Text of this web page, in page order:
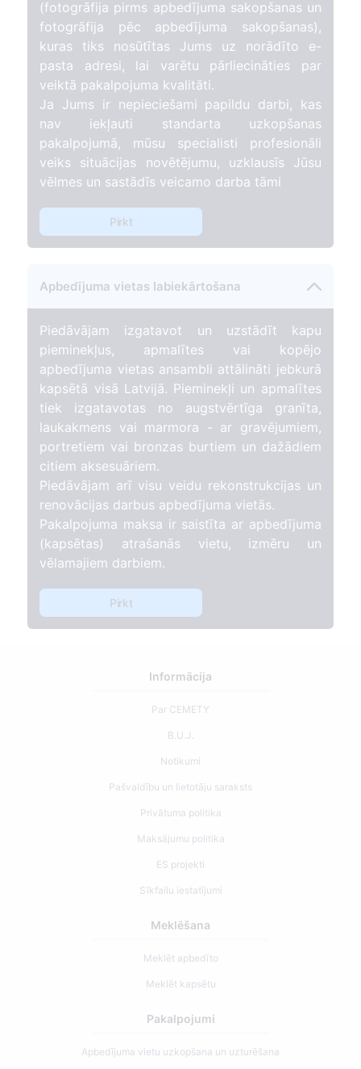
(fotogrāfija pirms apbedījuma sakopšanas un
fotogrāfija pēc apbedījuma sakopšanas),
kuras tiks nosūtītas Jums uz norādīto e-
pasta adresi, lai varētu pārliecināties par
veiktā pakalpojuma kvalitāti.
Ja Jums ir nepieciešami papildu darbi, kas
nav iekļauti standarta uzkopšanas
pakalpojumā, mūsu specialisti profesionāli
veiks situācijas novētējumu, uzklausīs Jūsu
vēlmes un sastādīs veicamo darba tāmi
Pirkt
Apbedījuma vietas labiekārtošana
Piedāvājam izgatavot un uzstādīt kapu
pieminekļus, apmalītes vai kopējo
apbedījuma vietas ansambli attālināti jebkurā
kapsētā visā Latvijā. Pieminekļi un apmalītes
tiek izgatavotas no augstvērtīga granīta,
laukakmens vai marmora - ar gravējumiem,
portretiem vai bronzas burtiem un dažādiem
citiem aksesuāriem.
Piedāvājam arī visu veidu rekonstrukcijas un
renovācijas darbus apbedījuma vietās.
Pakalpojuma maksa ir saistīta ar apbedījuma
(kapsētas) atrašanās vietu, izmēru un
vēlamajiem darbiem.
Pirkt
Informācija
Par CEMETY
B.U.J.
Notikumi
Pašvaldību un lietotāju saraksts
Privātuma politika
Maksājumu politika
ES projekti
Sīkfailu iestatījumi
Meklēšana
Meklēt apbedīto
Meklēt kapsētu
Pakalpojumi
Apbedījuma vietu uzkopšana un uzturēšana